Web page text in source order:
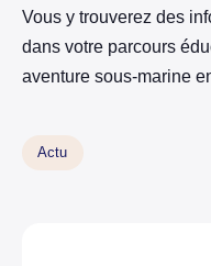
Vous y trouverez des
dans votre parcours
aventure sous-marine
Actu